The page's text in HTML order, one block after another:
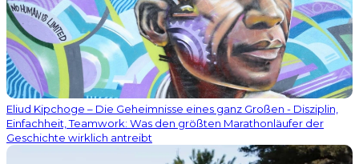
Eliud Kipchoge – Die Geheimnisse eines ganz Großen - Disziplin,
Einfachheit, Teamwork: Was den größten Marathonläufer der
Geschichte wirklich antreibt